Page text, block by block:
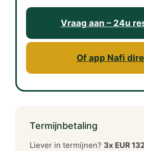
Vraag aan – 24u
Of app Nafi
Termijnbetaling
Liever in termijnen? 3x EUR